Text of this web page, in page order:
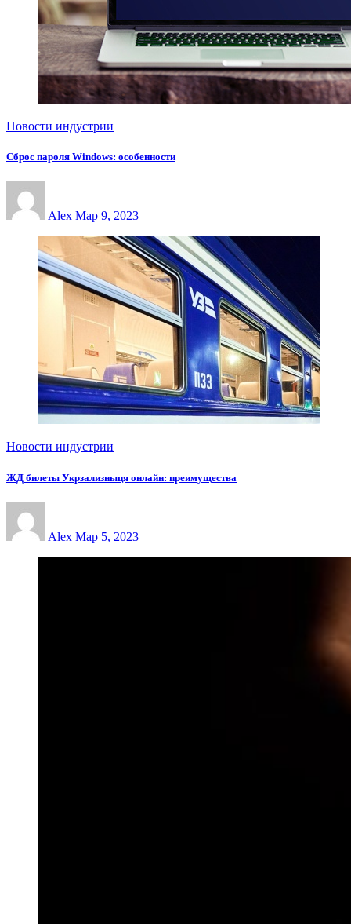
Новости индустрии
Сброс пароля Windows: особенности
Alex Мар 9, 2023
Новости индустрии
ЖД билеты Укрзализныця онлайн: преимущества
Alex Мар 5, 2023